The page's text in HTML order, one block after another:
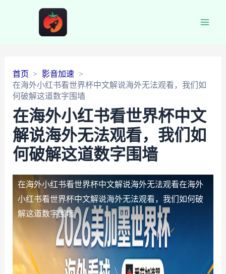
首页
影音加速
在海外小红书看世界杯中文解说海外无法观看，我们如
何破解这道数字围墙
在海外小红书看世界杯中文
解说海外无法观看，我们如
何破解这道数字围墙
在海外小红书看世界杯中文解说海外无法观看在海外
小红书看世界杯中文解说海外无法观看，我们如何破
解这道数字围墙